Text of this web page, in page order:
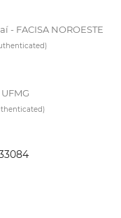
- FACISA NOROESTE